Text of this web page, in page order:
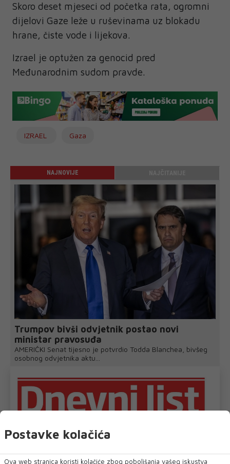
Skoro deset mjeseci od početka rata, ogromni
dijelovi Gaze leže u ruševinama uz blokadu
hrane, čiste vode i lijekova.
Izrael je optužen za genocid pred
Međunarodnim sudom pravde.
IZRAEL Gaza
NAJNOVIJE
Trumpov bivši odvjetnik postao novi
ministar pravosuđa
AMERIČKI Senat tijesno je potvrdio Todda Blanchea, bivšeg
osobnog odvjetnika aktu...
Postavke kolačića
Ova web stranica koristi kolačiće zbog poboljšanja vašeg iskustva